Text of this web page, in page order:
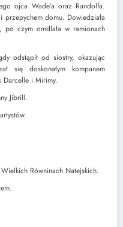
ojca Wade’a oraz Randolfa.
przepychem domu. Dowiedziała
czym omdlała w ramionach
odstąpił od siostry, okazując
się doskonałym kompanem
Darcelle i Mirimy.
Jibrill.
Równinach Natejskich.